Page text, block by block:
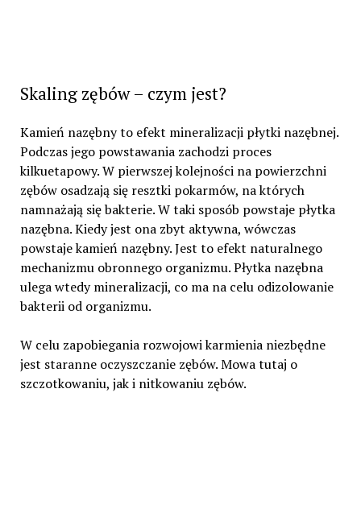
Skaling zębów – czym jest?
Kamień nazębny to efekt mineralizacji płytki nazębnej.
Podczas jego powstawania zachodzi proces
kilkuetapowy. W pierwszej kolejności na powierzchni
zębów osadzają się resztki pokarmów, na których
namnażają się bakterie. W taki sposób powstaje płytka
nazębna. Kiedy jest ona zbyt aktywna, wówczas
powstaje kamień nazębny. Jest to efekt naturalnego
mechanizmu obronnego organizmu. Płytka nazębna
ulega wtedy mineralizacji, co ma na celu odizolowanie
bakterii od organizmu.
W celu zapobiegania rozwojowi karmienia niezbędne
jest staranne oczyszczanie zębów. Mowa tutaj o
szczotkowaniu, jak i nitkowaniu zębów.